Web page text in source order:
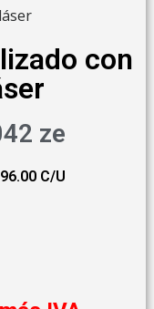
con
ze
C/U